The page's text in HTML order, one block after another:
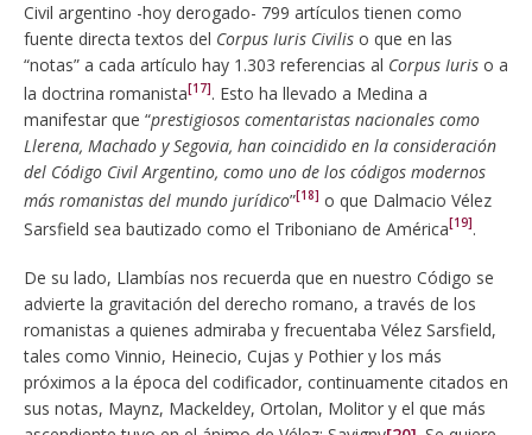
Civil argentino -hoy derogado- 799 artículos tienen como
fuente directa textos del Corpus Iuris Civilis o que en las
“notas” a cada artículo hay 1.303 referencias al Corpus Iuris o a
la doctrina romanista[17]. Esto ha llevado a Medina a
manifestar que “prestigiosos comentaristas nacionales como
Llerena, Machado y Segovia, han coincidido en la consideración
del Código Civil Argentino, como uno de los códigos modernos
más romanistas del mundo jurídico”[18] o que Dalmacio Vélez
Sarsfield sea bautizado como el Triboniano de América[19].
De su lado, Llambías nos recuerda que en nuestro Código se
advierte la gravitación del derecho romano, a través de los
romanistas a quienes admiraba y frecuentaba Vélez Sarsfield,
tales como Vinnio, Heinecio, Cujas y Pothier y los más
próximos a la época del codificador, continuamente citados en
sus notas, Maynz, Mackeldey, Ortolan, Molitor y el que más